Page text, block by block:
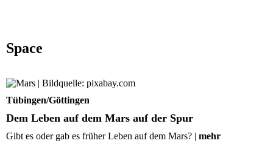
Space
Dem Leben auf dem Mars auf der Spur
Tübingen/Göttingen
Dem Leben auf dem Mars auf der Spur
Gibt es oder gab es früher Leben auf dem Mars? | mehr